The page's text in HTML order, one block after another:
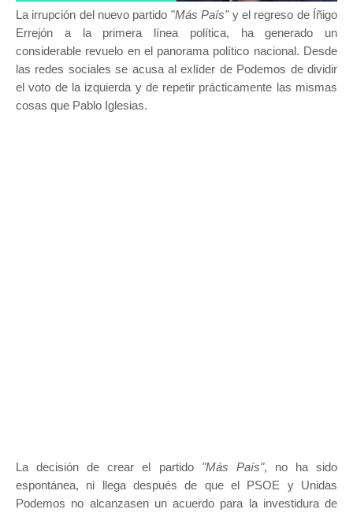
La irrupción del nuevo partido "Más País"y el regreso de Íñigo
Errejón a la primera línea política, ha generado un
considerable revuelo en el panorama político nacional. Desde
las redes sociales se acusa al exlíder de Podemos de dividir
el voto de la izquierda y de repetir prácticamente las mismas
cosas que Pablo Iglesias.
La decisión de crear el partido "Más País", no ha sido
espontánea, ni llega después de que el PSOE y Unidas
Podemos no alcanzasen un acuerdo para la investidura de